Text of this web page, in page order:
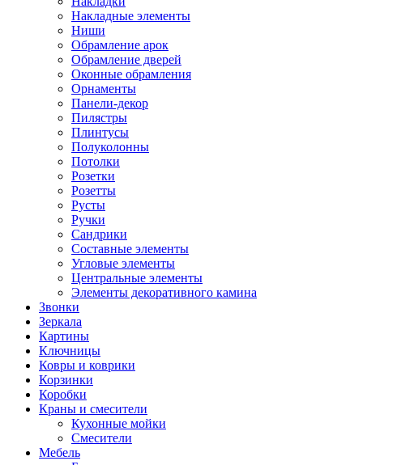
Накладные элементы
Ниши
Обрамление арок
Обрамление дверей
Оконные обрамления
Орнаменты
Панели-декор
Пилястры
Плинтусы
Полуколонны
Потолки
Розетки
Розетты
Русты
Ручки
Сандрики
Составные элементы
Угловые элементы
Центральные элементы
Элементы декоративного камина
Звонки
Зеркала
Картины
Ключницы
Ковры и коврики
Корзинки
Коробки
Краны и смесители
Кухонные мойки
Смесители
Мебель